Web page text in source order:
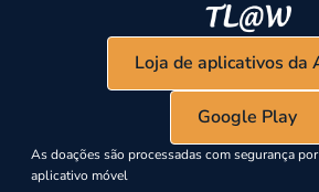
Loja de aplicativos da
Google Play
As doações são processadas com segurança
aplicativo móvel